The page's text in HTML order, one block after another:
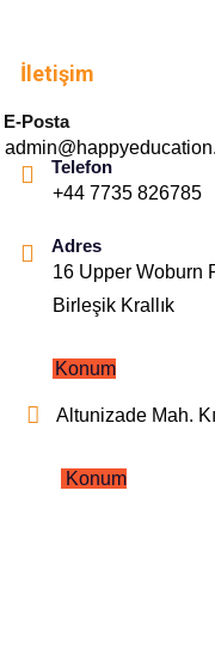
İletişim
E-Posta
Telefon
+44 7735 826785
Adres
16 Upper Woburn
Birleşik Krallık
Konum
Altunizade Mah.
Konum